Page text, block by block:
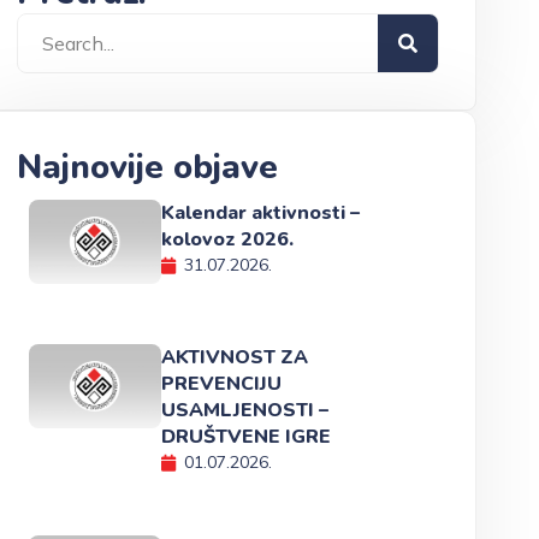
Najnovije objave
Kalendar aktivnosti –
kolovoz 2026.
31.07.2026.
AKTIVNOST ZA
PREVENCIJU
USAMLJENOSTI –
DRUŠTVENE IGRE
01.07.2026.